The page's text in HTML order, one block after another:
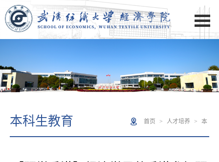
本科生教育 首页 > 人才培养 > 本